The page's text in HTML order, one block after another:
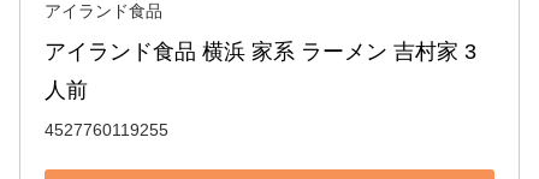
アイランド食品
アイランド食品 横浜 家系 ラーメン 吉村家 3
人前
4527760119255